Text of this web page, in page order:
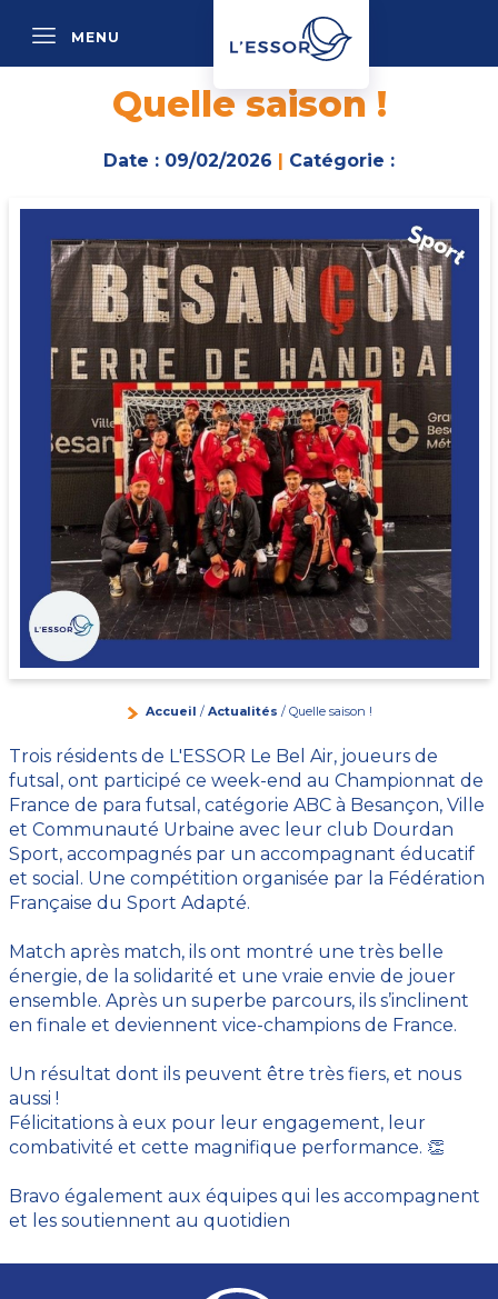
MENU
Quelle saison !
Date : 09/02/2026 | Catégorie :
Accueil / Actualités / Quelle saison !
Trois résidents de L'ESSOR Le Bel Air, joueurs de
futsal, ont participé ce week-end au Championnat de
France de para futsal, catégorie ABC à Besançon, Ville
et Communauté Urbaine avec leur club Dourdan
Sport, accompagnés par un accompagnant éducatif
et social. Une compétition organisée par la Fédération
Française du Sport Adapté.
Match après match, ils ont montré une très belle
énergie, de la solidarité et une vraie envie de jouer
ensemble. Après un superbe parcours, ils s’inclinent
en finale et deviennent vice-champions de France.
Un résultat dont ils peuvent être très fiers, et nous
aussi !
Félicitations à eux pour leur engagement, leur
combativité et cette magnifique performance. 👏
Bravo également aux équipes qui les accompagnent
et les soutiennent au quotidien